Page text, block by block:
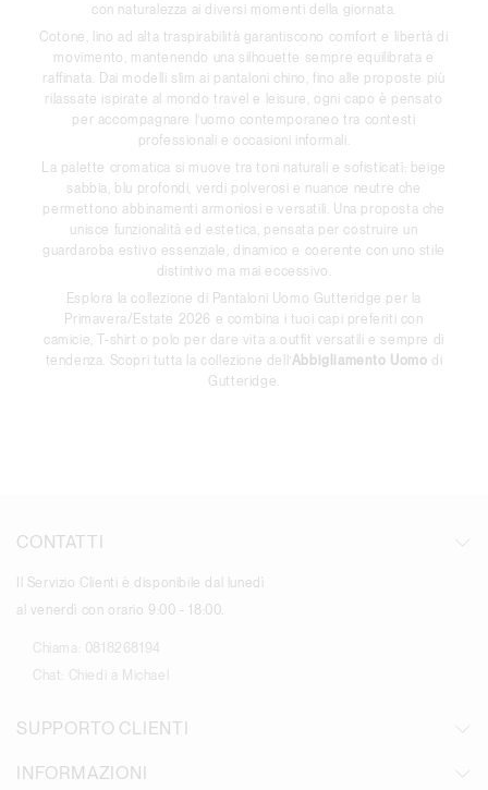
con naturalezza ai diversi momenti della giornata.
Cotone, lino ad alta traspirabilità garantiscono comfort e libertà di
movimento, mantenendo una silhouette sempre equilibrata e
raffinata. Dai modelli slim ai pantaloni chino, fino alle proposte più
rilassate ispirate al mondo travel e leisure, ogni capo è pensato
per accompagnare l’uomo contemporaneo tra contesti
professionali e occasioni informali.
La palette cromatica si muove tra toni naturali e sofisticati: beige
sabbia, blu profondi, verdi polverosi e nuance neutre che
permettono abbinamenti armoniosi e versatili. Una proposta che
unisce funzionalità ed estetica, pensata per costruire un
guardaroba estivo essenziale, dinamico e coerente con uno stile
distintivo ma mai eccessivo.
Esplora la collezione di Pantaloni Uomo Gutteridge per la
Primavera/Estate 2026 e combina i tuoi capi preferiti con
camicie, T-shirt o polo per dare vita a outfit versatili e sempre di
tendenza. Scopri tutta la collezione dell’Abbigliamento Uomo di
Gutteridge.
CONTATTI
Il Servizio Clienti è disponibile dal lunedì
al venerdì con orario 9:00 - 18:00.
Chiama: 0818268194
Chat:
Chiedi a Michael
SUPPORTO CLIENTI
INFORMAZIONI